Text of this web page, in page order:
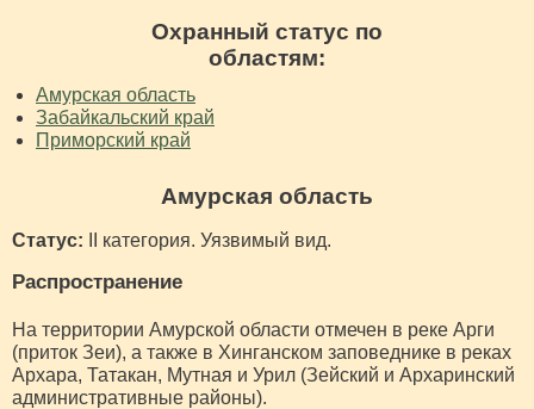
Охранный статус по
областям:
Амурская область
Забайкальский край
Приморский край
Амурская область
Статус: II категория. Уязвимый вид.
Распространение
На территории Амурской области отмечен в реке Арги
(приток Зеи), а также в Хинганском заповеднике в реках
Архара, Татакан, Мутная и Урил (Зейский и Архаринский
административные районы).